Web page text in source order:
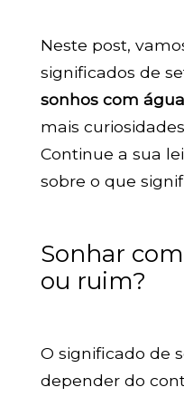
Neste post,
significados de
sonhos com água
mais
Continue a sua
sobre o que
Sonhar
ou ruim?
O significado de
depender do